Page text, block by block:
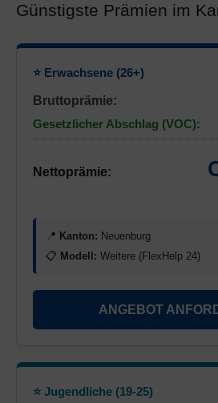
Günstigste Prämien im
⭐ Erwachsene (26+)
Bruttoprämie:
Gesetzlicher Abschlag (VOC):
Nettoprämie:
📍 Kanton: Neuenburg
📋 Modell: Weitere (FlexHelp 24)
ANGEBOT
⭐ Jugendliche (19-25)